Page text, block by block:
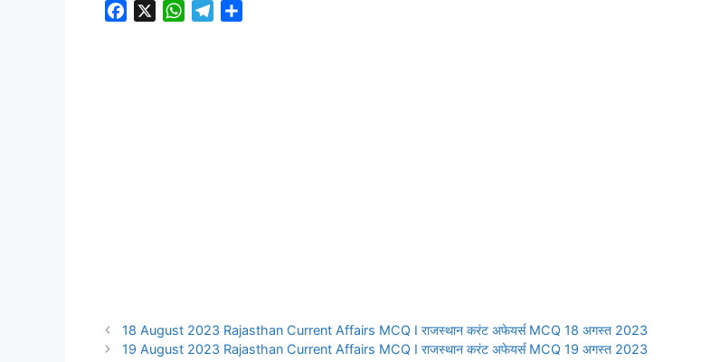
W
18 August 2023 Rajasthan Current Affairs MCQ I राजस्थान करंट अफेयर्स MCQ 18 अगस्त 2023
19 August 2023 Rajasthan Current Affairs MCQ I राजस्थान करंट अफेयर्स MCQ 19 अगस्त 2023